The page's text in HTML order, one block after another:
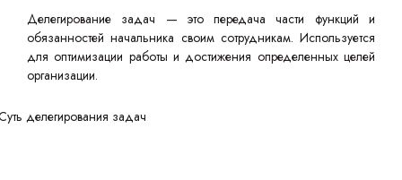
Делегирование задач — это передача части функций и
обязанностей начальника своим сотрудникам. Используется
для оптимизации работы и достижения определенных целей
организации.